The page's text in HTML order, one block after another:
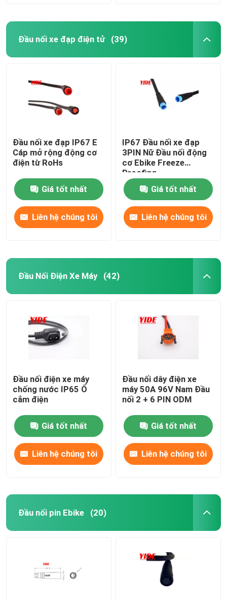
Đầu nối xe đạp điện tử (39)
Đầu nối xe đạp IP67 E
Cáp mở rộng động cơ
điện từ RoHs
Giá tốt nhất
Liên hệ chúng tôi
IP67 Đầu nối xe đạp
3PIN Nữ Đầu nối động
cơ Ebike Freeze
Proofing
Giá tốt nhất
Liên hệ chúng tôi
Đầu Nối Điện Xe Máy (42)
Đầu nối điện xe máy
chống nước IP65 Ổ
cắm điện
Giá tốt nhất
Liên hệ chúng tôi
Đầu nối dây điện xe
máy 50A 96V Nam Đầu
nối 2 + 6 PIN ODM
Giá tốt nhất
Liên hệ chúng tôi
Đầu nối pin Ebike (20)